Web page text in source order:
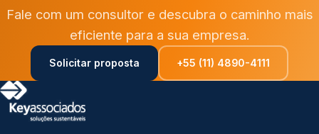
Fale com um consultor e descubra o caminho mais
eficiente para a sua empresa.
Solicitar proposta +55 (11) 4890-4111